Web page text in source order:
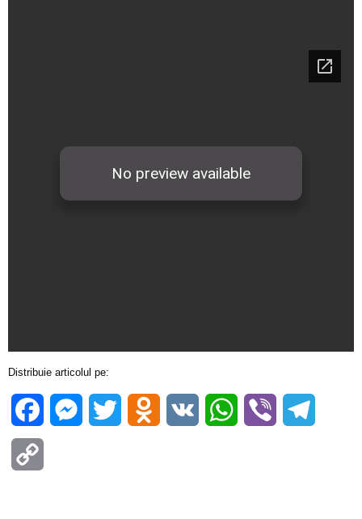
Distribuie articolul pe:
FacebookMessenger
Twitter Odnoklassniki
VK WhatsApp
Viber